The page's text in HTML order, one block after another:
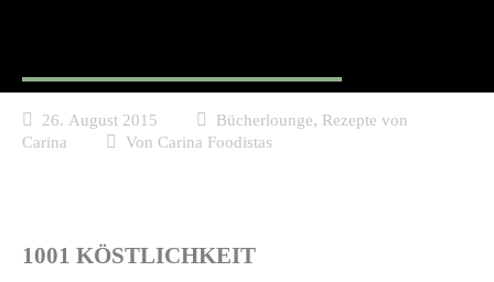
26. August 2015 Bücherlounge, Rezepte von
Carina
Von Carina Foodistas
1001 KÖSTLICHKEIT